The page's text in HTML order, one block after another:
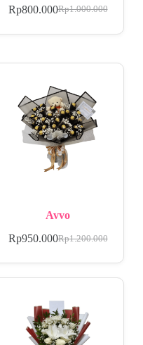
Rp1.000.000
Rp800.000
Avvo
Rp1.200.000
Rp950.000